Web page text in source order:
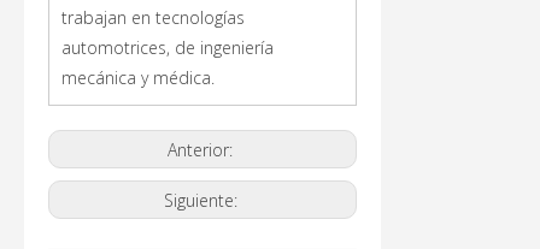
trabajan en tecnologías
automotrices, de ingeniería
mecánica y médica.
Anterior:
Siguiente: